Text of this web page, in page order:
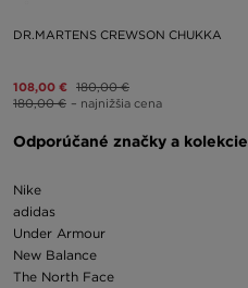
DR.MARTENS CREWSON CHUKKA
108,00 € 180,00 €
180,00 € – najnižšia cena
Odporúčané značky a kolekcie
Nike
adidas
Under Armour
New Balance
The North Face